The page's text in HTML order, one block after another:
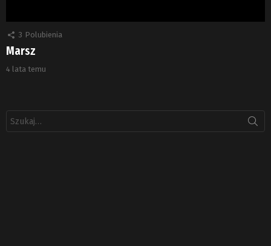
3 Polubienia
Marsz
4 lata temu